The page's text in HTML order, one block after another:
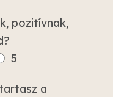
pozitívnak,
5
a